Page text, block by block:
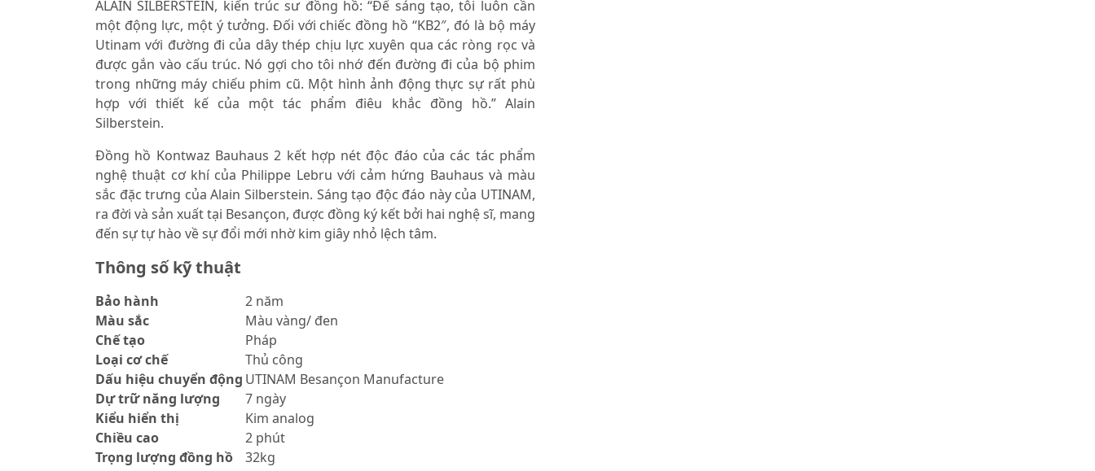
ALAIN SILBERSTEIN, kiến ​​trúc sư đồng hồ: “Để sáng tạo, tôi luôn cần
một động lực, một ý tưởng. Đối với chiếc đồng hồ “KB2″, đó là bộ máy
Utinam với đường đi của dây thép chịu lực xuyên qua các ròng rọc và
được gắn vào cấu trúc. Nó gợi cho tôi nhớ đến đường đi của bộ phim
trong những máy chiếu phim cũ. Một hình ảnh động thực sự rất phù
hợp với thiết kế của một tác phẩm điêu khắc đồng hồ.” Alain
Silberstein.
Đồng hồ Kontwaz Bauhaus 2 kết hợp nét độc đáo của các tác phẩm
nghệ thuật cơ khí của Philippe Lebru với cảm hứng Bauhaus và màu
sắc đặc trưng của Alain Silberstein. Sáng tạo độc đáo này của UTINAM,
ra đời và sản xuất tại Besançon, được đồng ký kết bởi hai nghệ sĩ, mang
đến sự tự hào về sự đổi mới nhờ kim giây nhỏ lệch tâm.
Thông số kỹ thuật
Bảo hành
2 năm
Màu sắc
Màu vàng/ đen
Chế tạo
Pháp
Loại cơ chế
Thủ công
Dấu hiệu chuyển động UTINAM Besançon Manufacture
Dự trữ năng lượng
7 ngày
Kiểu hiển thị
Kim analog
Chiều cao
2 phút
Trọng lượng đồng hồ
32kg